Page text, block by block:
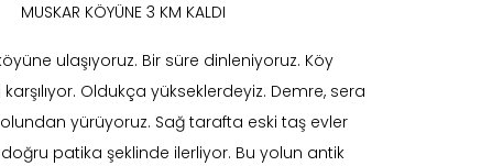
MUSKAR KÖYÜNE 3 KM KALDI
ulaşıyoruz. Bir süre dinleniyoruz. Köy
Oldukça yükseklerdeyiz. Demre, sera
yürüyoruz. Sağ tarafta eski taş evler
patika şeklinde ilerliyor. Bu yolun antik